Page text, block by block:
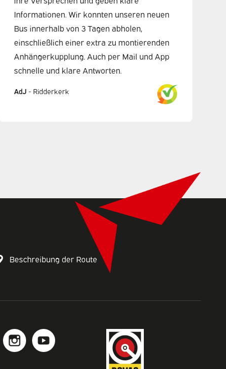
Informationen. Wir konnten unseren neuen
Bus innerhalb von 3 Tagen abholen,
einschließlich einer extra zu montierenden
Anhängerkupplung. Auch per Mail und App
schnelle und klare Antworten.
AdJ - Ridderkerk
Beschreibung der Route